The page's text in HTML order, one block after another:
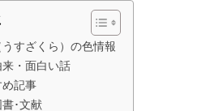
すざくら）の色情報
来・面白い話
め記事
･文献